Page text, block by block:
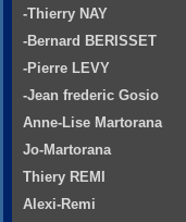
-Thierry NAY
-Bernard BERISSET
-Pierre LEVY
-Jean frederic Gosio
Anne-Lise Martorana
Jo-Martorana
Thiery REMI
Alexi-Remi